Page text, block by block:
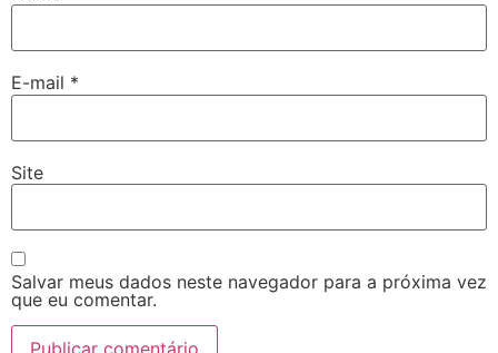
E-mail *
Site
Salvar meus dados neste navegador para a próxima vez
que eu comentar.